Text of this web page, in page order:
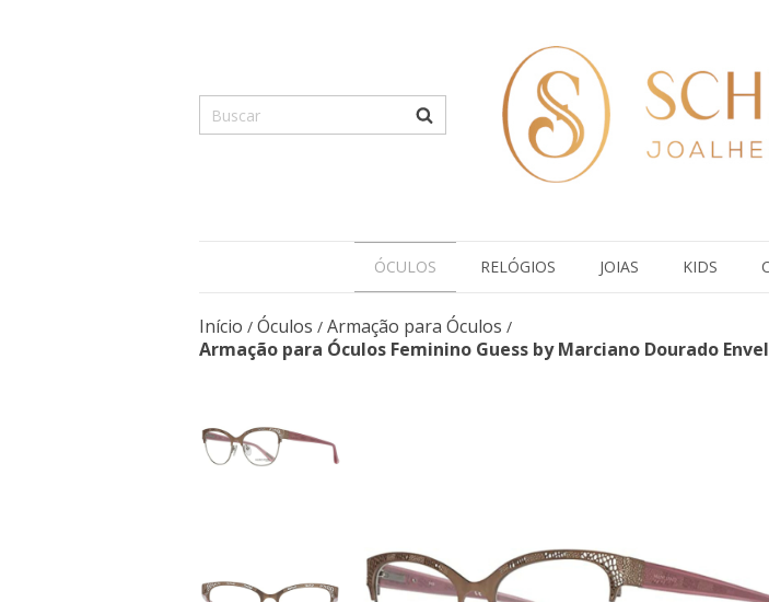
ÓCULOS RELÓGIOS JOIAS KIDS
Início / Óculos / Armação para Óculos /
Armação para Óculos Feminino Guess by Marciano Dourado